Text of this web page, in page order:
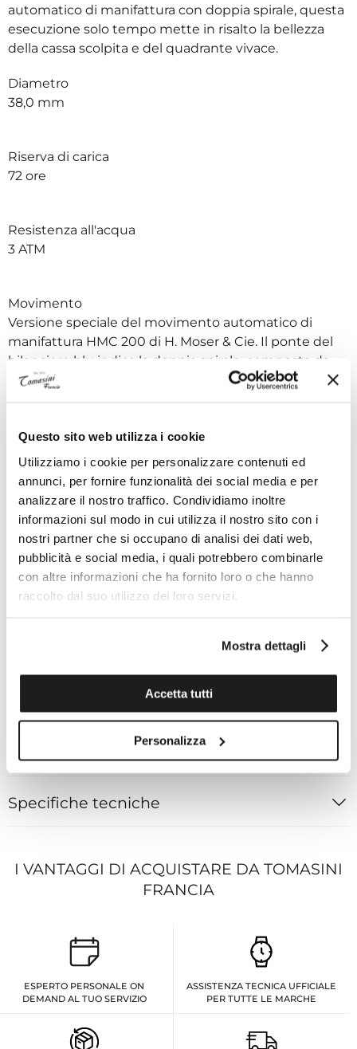
Questo sito web utilizza i cookie
Utilizziamo i cookie per personalizzare contenuti ed
annunci, per fornire funzionalità dei social media e per
analizzare il nostro traffico. Condividiamo inoltre
informazioni sul modo in cui utilizza il nostro sito con i
nostri partner che si occupano di analisi dei dati web,
pubblicità e social media, i quali potrebbero combinarle
con altre informazioni che ha fornito loro o che hanno
raccolto dal suo utilizzo dei loro servizi.
Mostra dettagli
Accetta tutti
Personalizza
automatico di manifattura con doppia spirale, questa
esecuzione solo tempo mette in risalto la bellezza
della cassa scolpita e del quadrante vivace.
Diametro
38,0 mm
Riserva di carica
72 ore
Resistenza all'acqua
3 ATM
Movimento
Versione speciale del movimento automatico di
manifattura HMC 200 di H. Moser & Cie. Il ponte del
bilanciere blu indica la doppia spirale, composta da
due spirali identiche che battono in direzioni opposte
La lancetta dei secondi al centro indica il tempo nella
ricordando a chi la indossa la natura fugace del
tempo.
Oltre al motivo a raggiera e all'effetto cromatico
concept adotta un approccio minimalista
rinunciando al logo e a tutti gli altri segni sul
quadrante dell'orologio.
Specifiche tecniche
I VANTAGGI DI ACQUISTARE DA TOMASINI
FRANCIA
ESPERTO PERSONALE ON
DEMAND AL TUO SERVIZIO
ASSISTENZA TECNICA UFFICIALE
PER TUTTE LE MARCHE